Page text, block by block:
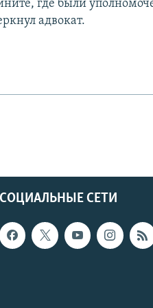
где были
адвокат.
СОЦИАЛЬНЫЕ СЕТИ